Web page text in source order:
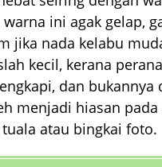
ini agak gelap,
jika nada kelabu
kecil, kerana
dan bukannya
menjadi hiasan
atau bingkai foto.